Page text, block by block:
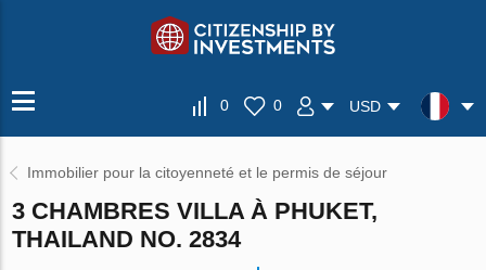
0 0 USD
Immobilier pour la citoyenneté et le permis de séjour
3 CHAMBRES VILLA À PHUKET,
THAILAND NO. 2834